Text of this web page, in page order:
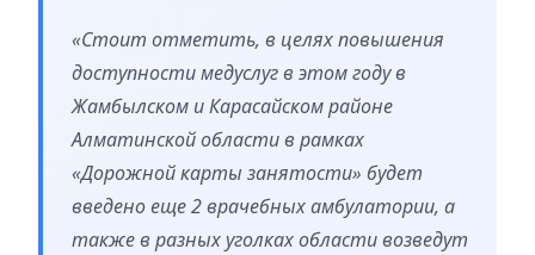
«Стоит отметить, в целях повышения
доступности медуслуг в этом году в
Жамбылском и Карасайском районе
Алматинской области в рамках
«Дорожной карты занятости» будет
введено еще 2 врачебных амбулатории, а
также в разных уголках области возведут